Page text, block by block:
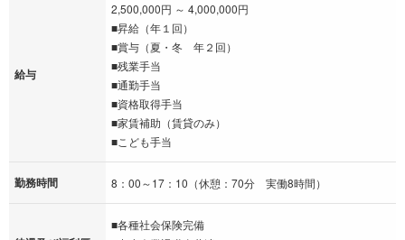
給与
2,500,000円 ～ 4,000,000円
■昇給（年１回）
■賞与（夏・冬 年２回）
■残業手当
■通勤手当
■資格取得手当
■家賃補助（賃貸のみ）
■こども手当
勤務時間 8：00～17：10（休憩：70分 実働8時間）
■各種社会保険完備